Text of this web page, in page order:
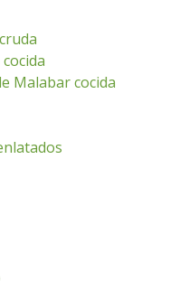
Malabar cocida